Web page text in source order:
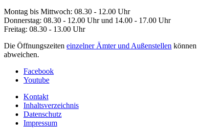
Montag bis Mittwoch: 08.30 - 12.00 Uhr
Donnerstag: 08.30 - 12.00 Uhr und 14.00 - 17.00 Uhr
Freitag: 08.30 - 13.00 Uhr
Die Öffnungszeiten einzelner Ämter und Außenstellen können
abweichen.
Facebook
Youtube
Kontakt
Inhaltsverzeichnis
Datenschutz
Impressum